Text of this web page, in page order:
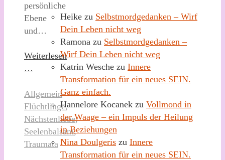
persönliche
Ebene
und…
Weiterlesen
…
Allgemein
Flüchtlinge,
Nächstenliebe,
Seelenbalsam,
Traumata
Heike zu Selbstmordgedanken – Wirf
Dein Leben nicht weg
Ramona zu Selbstmordgedanken –
Wirf Dein Leben nicht weg
Katrin Wesche zu Innere
Transformation für ein neues SEIN.
Ganz einfach.
Hannelore Kocanek zu Vollmond in
der Waage – ein Impuls der Heilung
in Beziehungen
Nina Doulgeris zu Innere
Transformation für ein neues SEIN.